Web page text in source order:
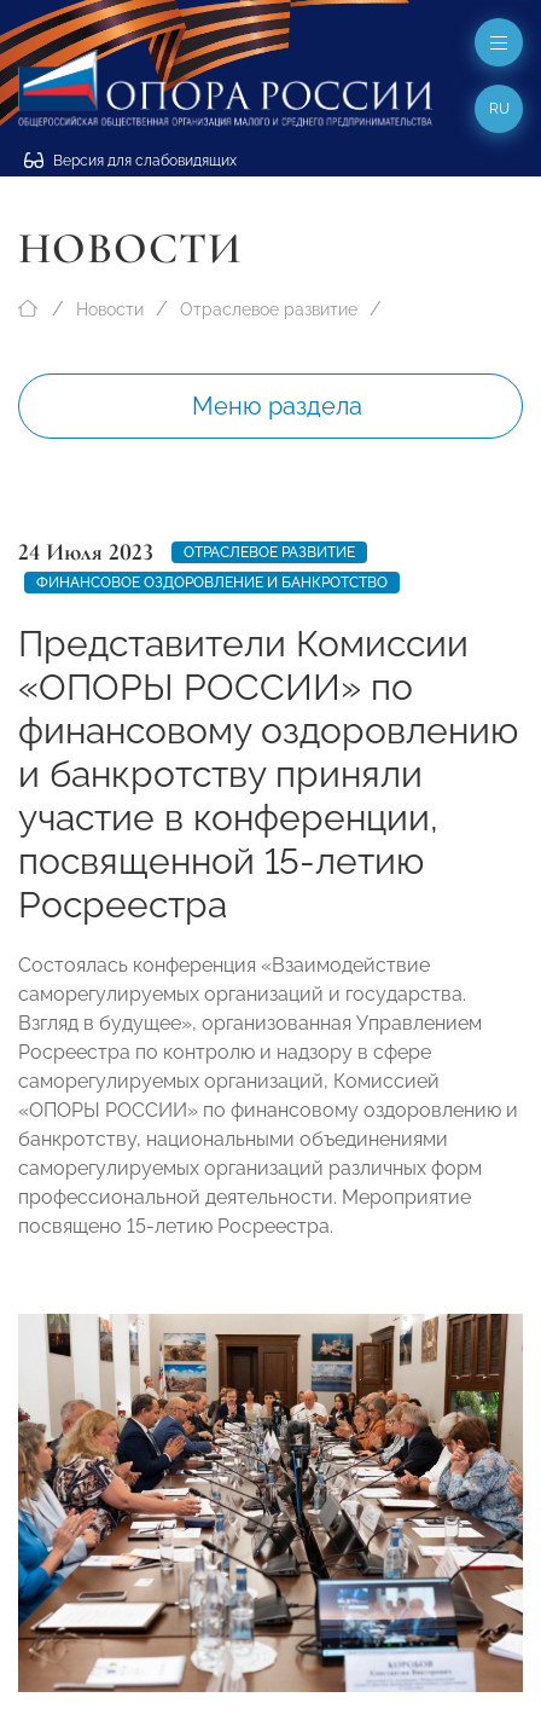
Версия для слабовидящих
RU
НОВОСТИ
Новости Отраслевое развитие
Меню раздела
24 Июля 2023
ОТРАСЛЕВОЕ РАЗВИТИЕ
ФИНАНСОВОЕ ОЗДОРОВЛЕНИЕ И БАНКРОТСТВО
Представители Комиссии
«ОПОРЫ РОССИИ» по
финансовому оздоровлению
и банкротству приняли
участие в конференции,
посвященной 15-летию
Росреестра
Состоялась конференция «Взаимодействие
саморегулируемых организаций и государства.
Взгляд в будущее», организованная Управлением
Росреестра по контролю и надзору в сфере
саморегулируемых организаций, Комиссией
«ОПОРЫ РОССИИ» по финансовому оздоровлению и
банкротству, национальными объединениями
саморегулируемых организаций различных форм
профессиональной деятельности. Мероприятие
посвящено 15-летию Росреестра.